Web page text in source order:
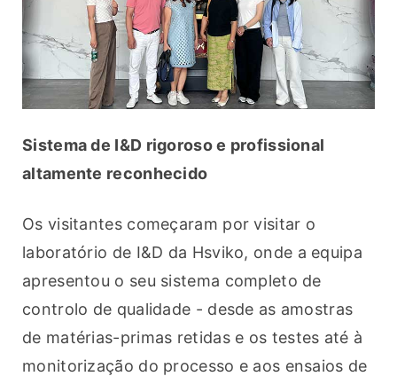
Sistema de I&D rigoroso e profissional
altamente reconhecido
Os visitantes começaram por visitar o
laboratório de I&D da Hsviko, onde a equipa
apresentou o seu sistema completo de
controlo de qualidade - desde as amostras
de matérias-primas retidas e os testes até à
monitorização do processo e aos ensaios de